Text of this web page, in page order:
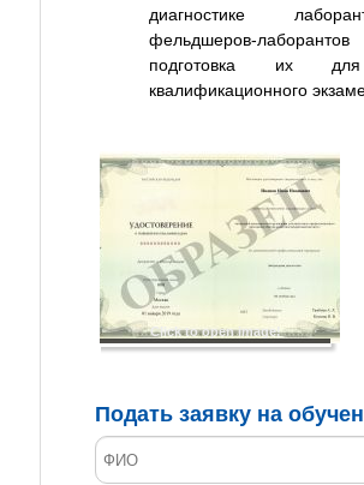
диагностике
фельдшеров-
подготовка их
квалификационного
Click to open image!
Подать заявку на